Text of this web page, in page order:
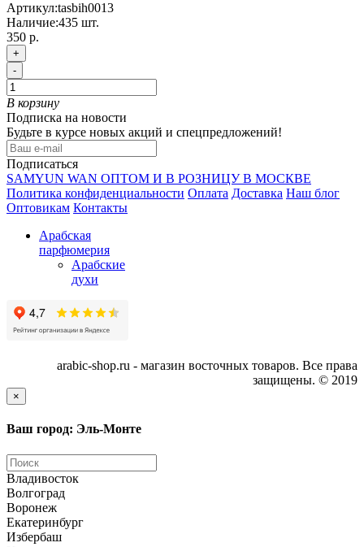
Артикул:tasbih0013
Наличие:435 шт.
350 р.
+
-
В корзину
Подписка на новости
Будьте в курсе новых акций и спецпредложений!
Подписаться
SAMYUN WAN ОПТОМ И В РОЗНИЦУ В МОСКВЕ
Политика конфиденциальности Оплата Доставка Наш блог
Оптовикам Контакты
Арабская
парфюмерия
Арабские
духи
arabic-shop.ru - магазин восточных товаров. Все права
защищены. © 2019
×
Ваш город: Эль-Монте
Владивосток
Волгоград
Воронеж
Екатеринбург
Избербаш